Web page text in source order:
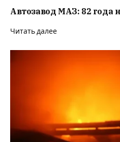
Автозавод МАЗ: 82 года
Читать далее